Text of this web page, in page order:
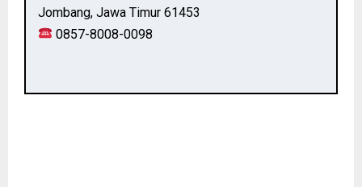
Jombang, Jawa Timur 61453
0857-8008-0098